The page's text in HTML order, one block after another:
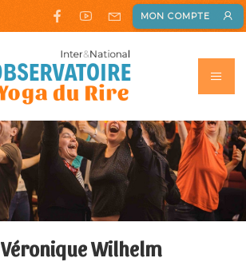
MON COMPTE
Véronique Wilhelm